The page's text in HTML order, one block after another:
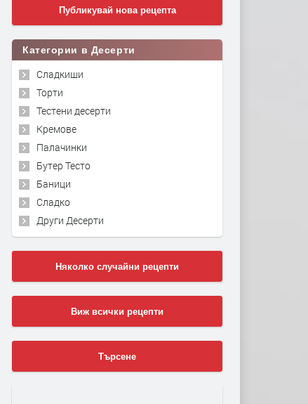
Публикувай нова рецепта
Категории в Десерти
Сладкиши
Торти
Тестени десерти
Кремове
Палачинки
Бутер Тесто
Баници
Сладко
Други Десерти
Няколко случайни рецепти
Виж всички рецепти
Търсене